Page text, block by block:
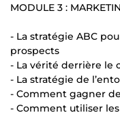
MODULE 3 :
- La stratégie ABC
prospects
- La vérité derrière le
- La stratégie de
- Comment gagner
- Comment utiliser